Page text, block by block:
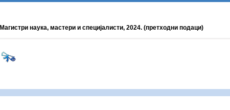
Магистри наука, мастери и специјалисти, 2024. (претходни подаци)